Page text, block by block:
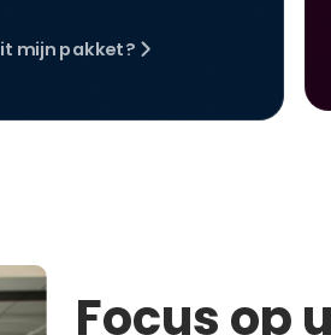
mijn pakket?
Focus op